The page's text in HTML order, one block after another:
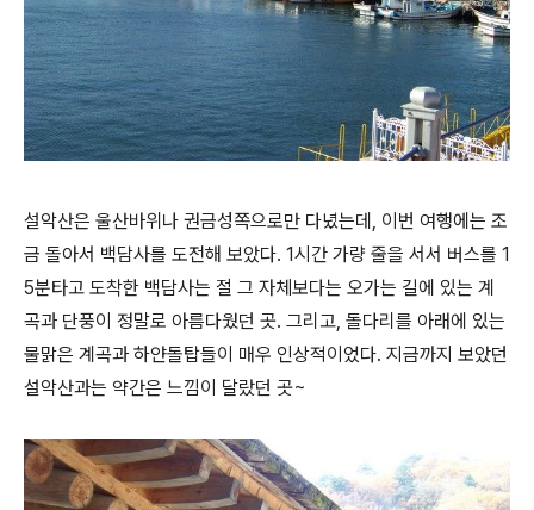
설악산은 울산바위나 권금성쪽으로만 다녔는데, 이번 여행에는 조
금 돌아서 백담사를 도전해 보았다. 1시간 가량 줄을 서서 버스를 1
5분타고 도착한 백담사는 절 그 자체보다는 오가는 길에 있는 계
곡과 단풍이 정말로 아름다웠던 곳. 그리고, 돌다리를 아래에 있는
물맑은 계곡과 하얀돌탑들이 매우 인상적이었다. 지금까지 보았던
설악산과는 약간은 느낌이 달랐던 곳~